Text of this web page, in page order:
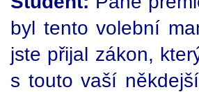
byl tento volební
jste přijal zákon,
s touto vaší